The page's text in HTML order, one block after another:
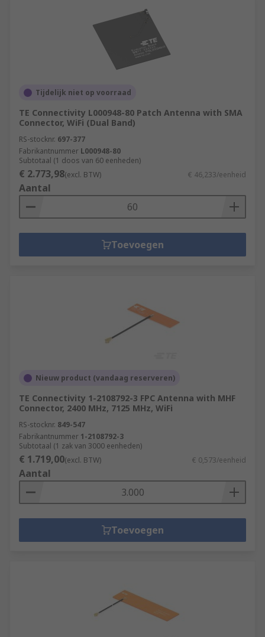
Tijdelijk niet op voorraad
TE Connectivity L000948-80 Patch Antenna with SMA
Connector, WiFi (Dual Band)
RS-stocknr. 697-377
Fabrikantnummer L000948-80
Subtotaal (1 doos van 60 eenheden)
€ 2.773,98(excl. BTW) € 46,233/eenheid
Aantal
Toevoegen
Nieuw product (vandaag reserveren)
TE Connectivity 1-2108792-3 FPC Antenna with MHF
Connector, 2400 MHz, 7125 MHz, WiFi
RS-stocknr. 849-547
Fabrikantnummer 1-2108792-3
Subtotaal (1 zak van 3000 eenheden)
€ 1.719,00(excl. BTW) € 0,573/eenheid
Aantal
Toevoegen